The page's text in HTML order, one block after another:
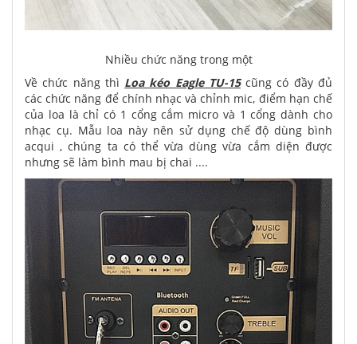
Nhiều chức năng trong một
Về chức năng thì Loa kéo Eagle TU-15cũng có đầy đủ
các chức năng để chính nhạc và chỉnh mic, điểm hạn chế
của loa là chỉ có 1 cổng cắm micro và 1 cổng dành cho
nhạc cụ. Mẫu loa này nên sử dụng chế độ dùng bình
acqui , chúng ta có thể vừa dùng vừa cắm diện được
nhưng sẽ làm bình mau bị chai ....